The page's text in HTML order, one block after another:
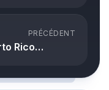
PRÉCÉDENT
Rico…